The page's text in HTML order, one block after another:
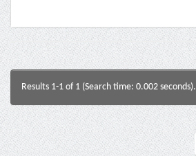
Results 1-1 of 1 (Search time: 0.002 seconds).